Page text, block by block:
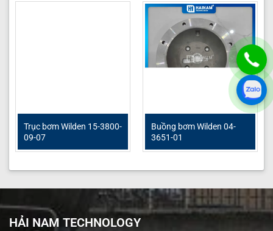
Trục bơm Wilden 15-3800-
09-07
Buồng bơm Wilden 04-
3651-01
HẢI NAM TECHNOLOGY